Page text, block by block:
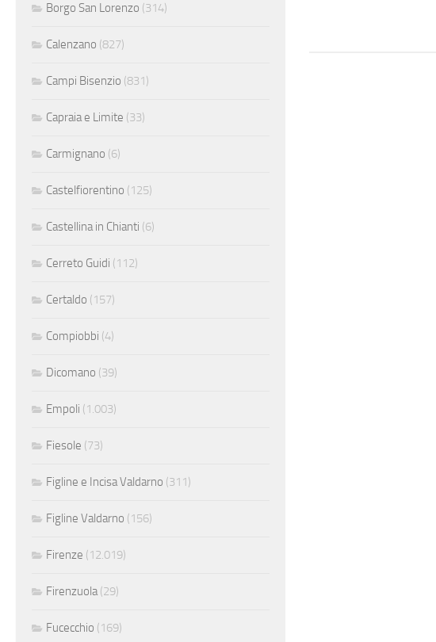
Borgo San Lorenzo (314)
Calenzano (827)
Campi Bisenzio (831)
Capraia e Limite (33)
Carmignano (6)
Castelfiorentino (125)
Castellina in Chianti (6)
Cerreto Guidi (112)
Certaldo (157)
Compiobbi (4)
Dicomano (39)
Empoli (1.003)
Fiesole (73)
Figline e Incisa Valdarno (311)
Figline Valdarno (156)
Firenze (12.019)
Firenzuola(29)
Fucecchio (169)